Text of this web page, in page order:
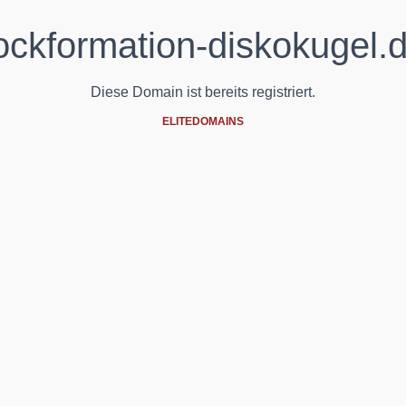
Diese Domain ist bereits registriert.
ELITEDOMAINS